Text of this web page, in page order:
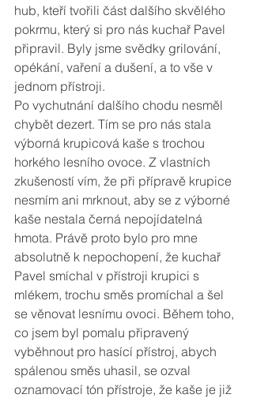
hub, kteří tvořili část dalšího skvělého
pokrmu, který si pro nás kuchař Pavel
připravil. Byly jsme svědky grilování,
opékání, vaření a dušení, a to vše v
jednom přístroji.
Po vychutnání dalšího chodu nesměl
chybět dezert. Tím se pro nás stala
výborná krupicová kaše s trochou
horkého lesního ovoce. Z vlastních
zkušeností vím, že při přípravě krupice
nesmím ani mrknout, aby se z výborné
kaše nestala černá nepojídatelná
hmota. Právě proto bylo pro mne
absolutně k nepochopení, že kuchař
Pavel smíchal v přístroji krupici s
mlékem, trochu směs promíchal a šel
se věnovat lesnímu ovoci. Během toho,
co jsem byl pomalu připravený
vyběhnout pro hasící přístroj, abych
spálenou směs uhasil, se ozval
oznamovací tón přístroje, že kaše je již